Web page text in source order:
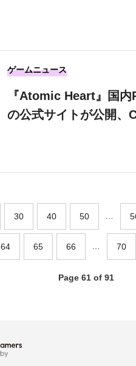
ゲームニュース
『Atomic Heart』国
の公式サイトが公開、
30 40 50
64 65 66 70
Page 61 of 91